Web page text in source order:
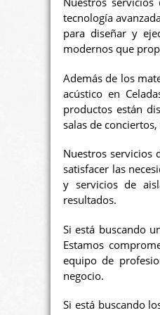
tecnología
para diseñar y
modernos que
Además de los
acústico en
productos están
salas de
Nuestros servicios
satisfacer las
y servicios de
resultados.
Si está buscando
Estamos
equipo de
negocio.
Si está buscando